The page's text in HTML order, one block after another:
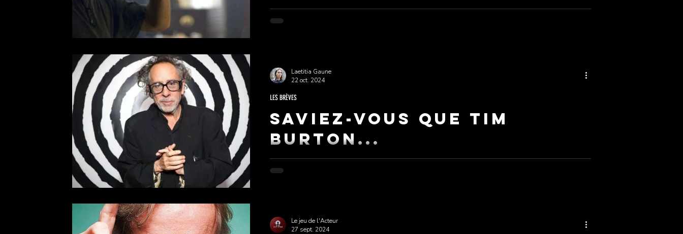
Quand on évoque le nom de David Fincher, des titres emblématiques comme Seven , Fight
Club , ou encore Zodiac nous viennent en tête.
Saviez-vous que TIM
BURTON...
Tim Burton est une figure incontournable du cinéma contemporain. Son style visuel unique
et ses thématiques récurrentes ont conquis un l
LES BRÈVES
Laetitia Gaune
22 oct. 2024
Le jeu de l'Acteur
27 sept. 2024